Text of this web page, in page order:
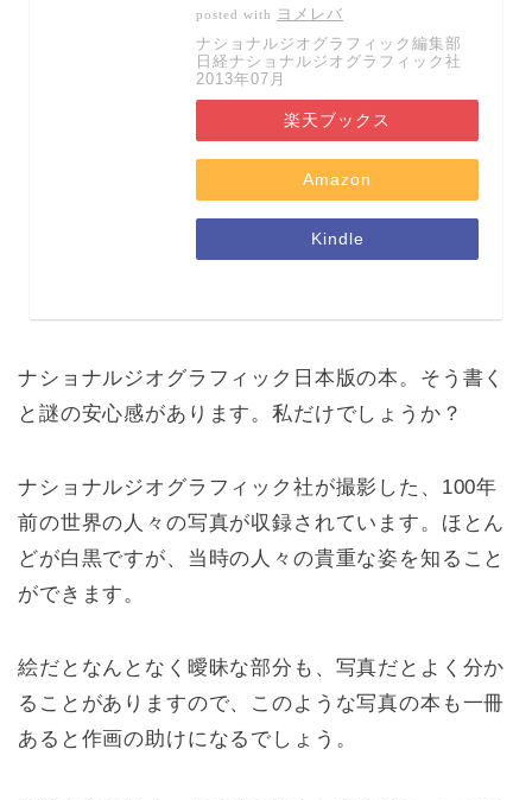
posted with
ヨメレバ
ナショナルジオグラフィック編集部
日経ナショナルジオグラフィック社
2013年07月
楽天ブックス
Amazon
Kindle
ナショナルジオグラフィック日本版の本。そう書く
と謎の安心感があります。私だけでしょうか？
ナショナルジオグラフィック社が撮影した、100年
前の世界の人々の写真が収録されています。ほとん
どが白黒ですが、当時の人々の貴重な姿を知ること
ができます。
絵だとなんとなく曖昧な部分も、写真だとよく分か
ることがありますので、このような写真の本も一冊
あると作画の助けになるでしょう。